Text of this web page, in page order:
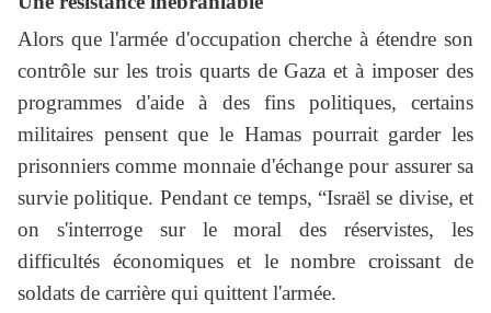
Alors que l'armée d'occupation cherche à étendre son
contrôle sur les trois quarts de Gaza et à imposer des
programmes d'aide à des fins politiques, certains
militaires pensent que le Hamas pourrait garder les
prisonniers comme monnaie d'échange pour assurer sa
survie politique. Pendant ce temps, “Israël se divise, et
on s'interroge sur le moral des réservistes, les
difficultés économiques et le nombre croissant de
soldats de carrière qui quittent l'armée.